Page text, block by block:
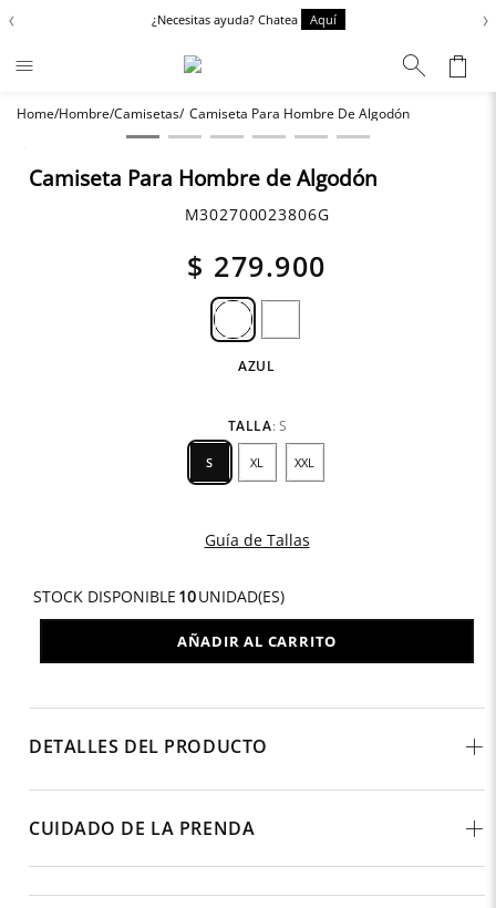
‹ Encuentra el fit perfecto para tu estilo. Aquí
›
Hombre Camisetas Camiseta Para Hombre De Algodón
Camiseta Para Hombre de Algodón
M302700023806G
$ 279.900
AZUL
TALLA: S
S XL XXL
Guía de Tallas
STOCK DISPONIBLE 10UNIDAD(ES)
AÑADIR AL CARRITO
DETALLES DEL PRODUCTO
CUIDADO DE LA PRENDA
Términos más buscados